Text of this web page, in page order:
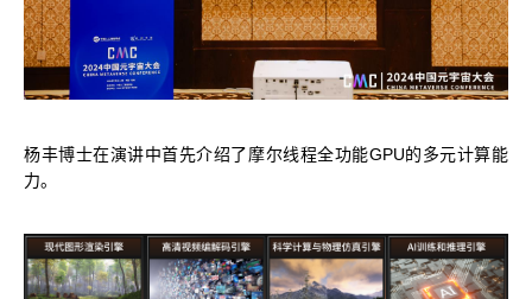
KUAE 云原生套件
MTVerse XR
科学计算套件
杨丰博士在演讲中首先介绍了摩尔线程全功能GPU的多元计算能
力。